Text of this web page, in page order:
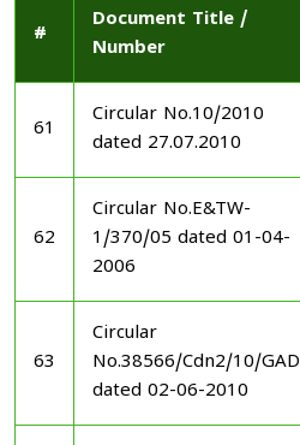
#
Document Title /
Number
61
Circular No.10/2010
dated 27.07.2010
62
Circular No.E&TW-
1/370/05 dated 01-04-
2006
63
Circular
No.38566/Cdn2/10/GAD
dated 02-06-2010